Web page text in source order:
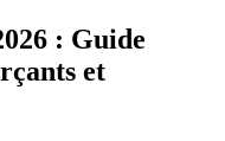
: Guide
et